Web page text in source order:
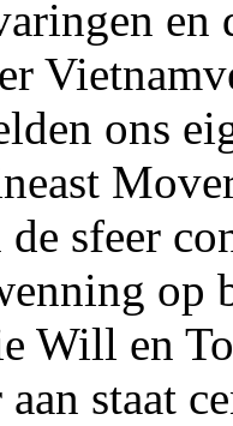
ons
sfeer
op
Will en
staat